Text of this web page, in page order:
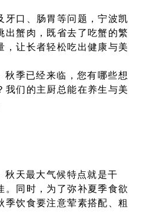
牙口、肠胃等问题，宁波凯
出蟹肉，既省去了吃蟹的繁
，让长者轻松吃出健康与美
秋季已经来临，您有哪些想
我们的主厨总能在养生与美
秋天最大气候特点就是干
。同时，为了弥补夏季食欲
季饮食要注意荤素搭配、粗